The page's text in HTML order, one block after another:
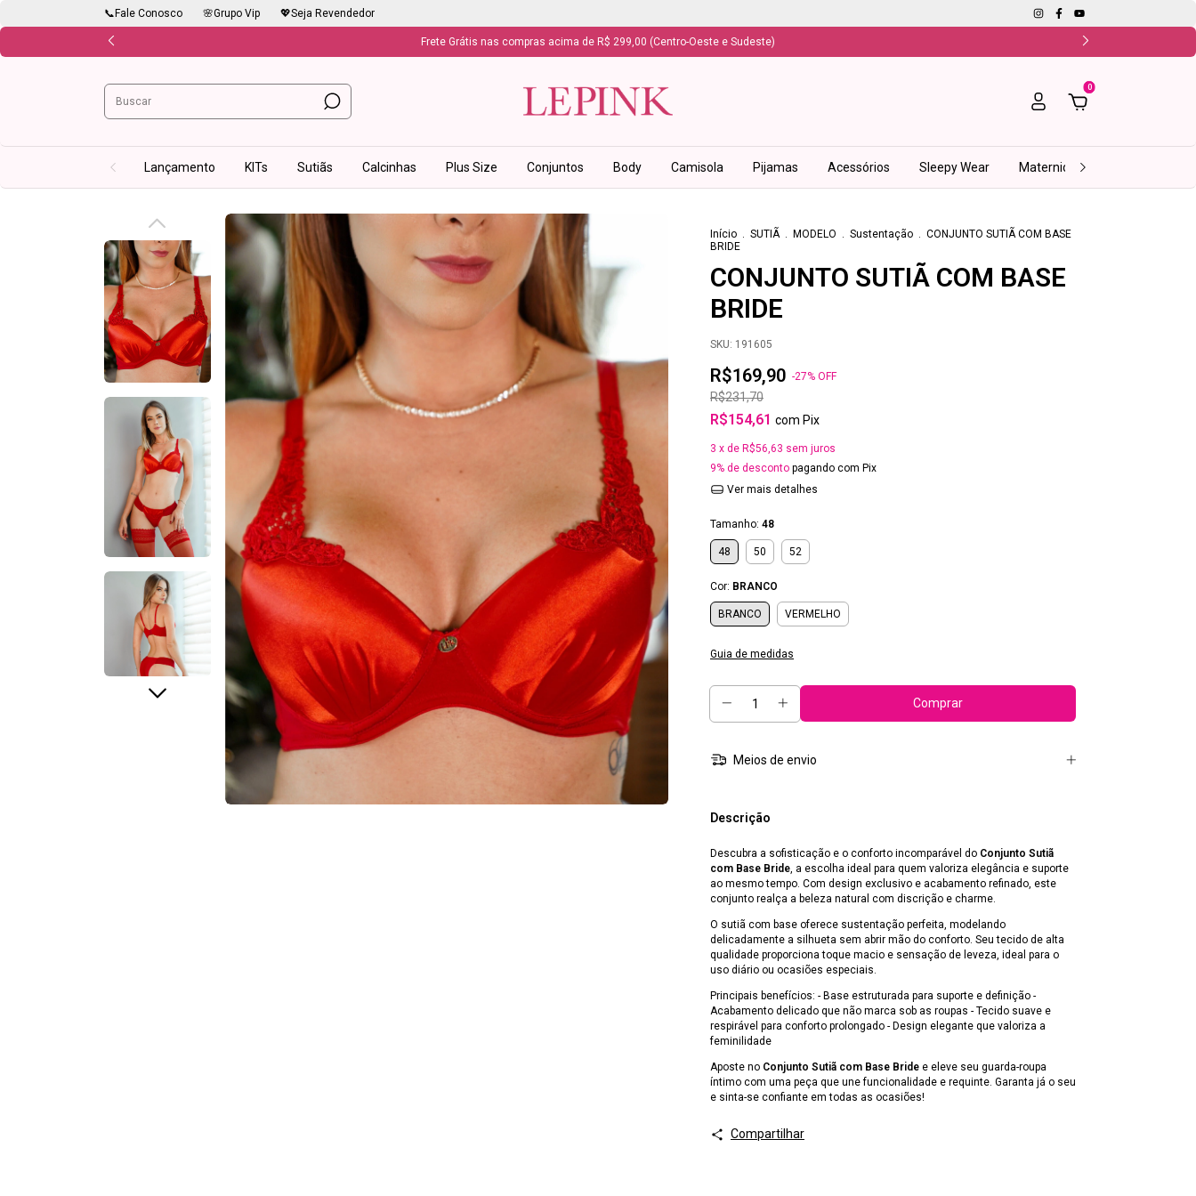
📞Fale Conosco 🌸Grupo Vip 💖Seja Revendedor
Frete Grátis nas compras acima de R$ 299,00 (Centro-Oeste e Sudeste)
0
Lançamento KITs Sutiãs Calcinhas Plus Size Conjuntos Body Camisola Pijamas Acessórios Sleepy Wear Maternidade
Início . SUTIÃ . MODELO . Sustentação . CONJUNTO SUTIÃ COM BASE
BRIDE
CONJUNTO SUTIÃ COM BASE
BRIDE
SKU: 191605
R$169,90 -27% OFF
R$231,70
R$154,61 com Pix
3 x de R$56,63 sem juros
9% de desconto pagando com Pix
Ver mais detalhes
Tamanho: 48
48 50 52
Cor: BRANCO
BRANCO VERMELHO
Guia de medidas
Meios de envio
Descrição
Descubra a sofisticação e o conforto incomparável do Conjunto Sutiã
com Base Bride, a escolha ideal para quem valoriza elegância e suporte
ao mesmo tempo. Com design exclusivo e acabamento refinado, este
conjunto realça a beleza natural com discrição e charme.
O sutiã com base oferece sustentação perfeita, modelando
delicadamente a silhueta sem abrir mão do conforto. Seu tecido de alta
qualidade proporciona toque macio e sensação de leveza, ideal para o
uso diário ou ocasiões especiais.
Principais benefícios: - Base estruturada para suporte e definição -
Acabamento delicado que não marca sob as roupas - Tecido suave e
respirável para conforto prolongado - Design elegante que valoriza a
feminilidade
Aposte no Conjunto Sutiã com Base Bride e eleve seu guarda-roupa
íntimo com uma peça que une funcionalidade e requinte. Garanta já o seu
e sinta-se confiante em todas as ocasiões!
Compartilhar